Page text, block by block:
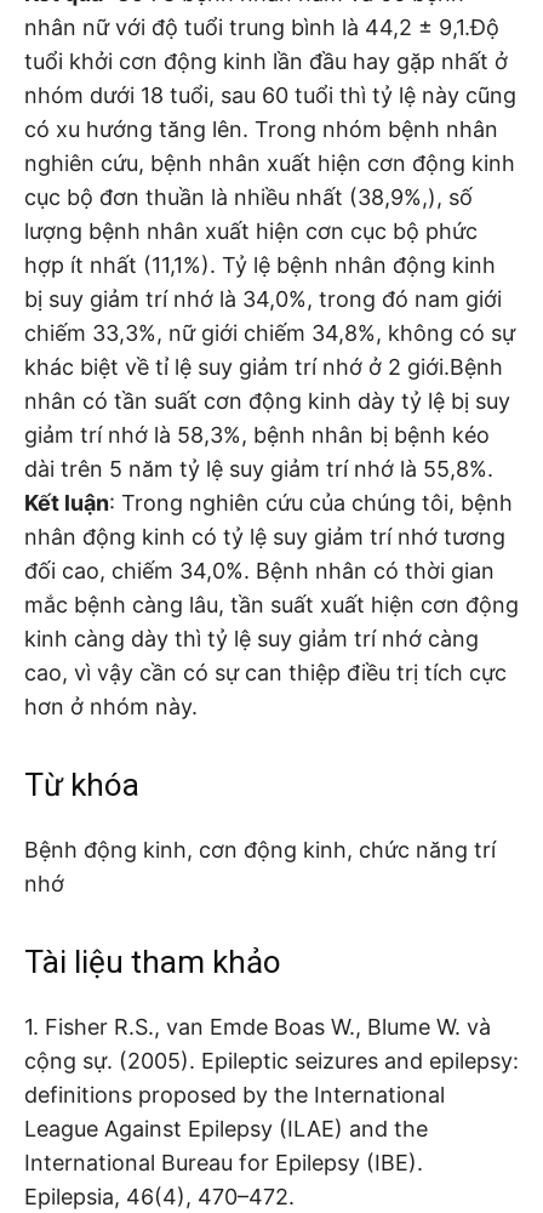
nhân nữ với độ tuổi trung bình là 44,2 ± 9,1.Độ
tuổi khởi cơn động kinh lần đầu hay gặp nhất ở
nhóm dưới 18 tuổi, sau 60 tuổi thì tỷ lệ này cũng
có xu hướng tăng lên. Trong nhóm bệnh nhân
nghiên cứu, bệnh nhân xuất hiện cơn động kinh
cục bộ đơn thuần là nhiều nhất (38,9%,), số
lượng bệnh nhân xuất hiện cơn cục bộ phức
hợp ít nhất (11,1%). Tỷ lệ bệnh nhân động kinh
bị suy giảm trí nhớ là 34,0%, trong đó nam giới
chiếm 33,3%, nữ giới chiếm 34,8%, không có sự
khác biệt về tỉ lệ suy giảm trí nhớ ở 2 giới.Bệnh
nhân có tần suất cơn động kinh dày tỷ lệ bị suy
giảm trí nhớ là 58,3%, bệnh nhân bị bệnh kéo
dài trên 5 năm tỷ lệ suy giảm trí nhớ là 55,8%.
Kết luận: Trong nghiên cứu của chúng tôi, bệnh
nhân động kinh có tỷ lệ suy giảm trí nhớ tương
đối cao, chiếm 34,0%. Bệnh nhân có thời gian
mắc bệnh càng lâu, tần suất xuất hiện cơn động
kinh càng dày thì tỷ lệ suy giảm trí nhớ càng
cao, vì vậy cần có sự can thiệp điều trị tích cực
hơn ở nhóm này.
Từ khóa
Bệnh động kinh, cơn động kinh, chức năng trí
nhớ
Tài liệu tham khảo
1. Fisher R.S., van Emde Boas W., Blume W. và
cộng sự. (2005). Epileptic seizures and epilepsy:
definitions proposed by the International
League Against Epilepsy (ILAE) and the
International Bureau for Epilepsy (IBE).
Epilepsia, 46(4), 470–472.